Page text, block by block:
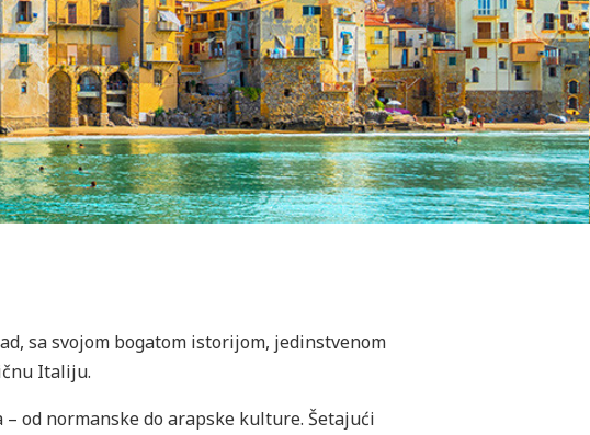
sa svojom bogatom istorijom, jedinstvenom
Italiju.
od normanske do arapske kulture. Šetajući